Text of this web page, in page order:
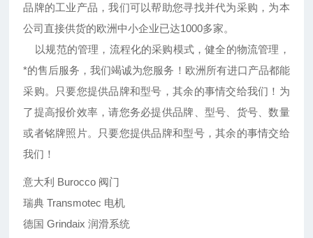
品牌的工业产品，我们可以帮助您寻找并代为采购，为本
公司直接供货的欧洲中小企业已达1000多家。
以规范的管理，流程化的采购模式，健全的物流管理，
*的售后服务，我们竭诚为您服务！欧洲所有进口产品都能
采购。只要您提供品牌和型号，其余的事情交给我们！为
了提高报价效率，请您务必提供品牌、型号、货号、数量
或者铭牌照片。只要您提供品牌和型号，其余的事情交给
我们！
意大利 Burocco 阀门
瑞典 Transmotec 电机
德国 Grindaix 润滑系统